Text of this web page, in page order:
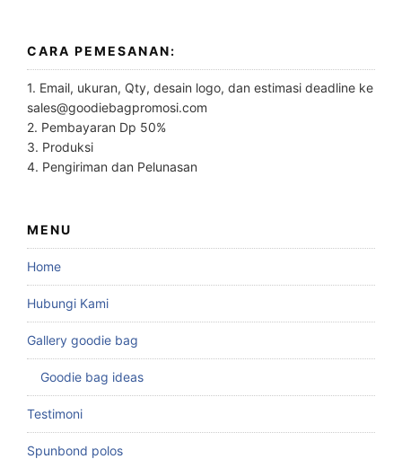
CARA PEMESANAN:
1. Email, ukuran, Qty, desain logo, dan estimasi deadline ke
sales@goodiebagpromosi.com
2. Pembayaran Dp 50%
3. Produksi
4. Pengiriman dan Pelunasan
MENU
Home
Hubungi Kami
Gallery goodie bag
Goodie bag ideas
Testimoni
Spunbond polos